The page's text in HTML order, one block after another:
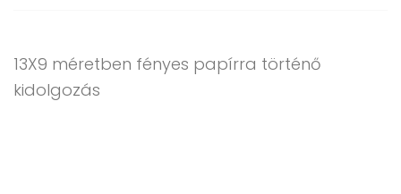
13X9 méretben fényes papírra történő
kidolgozás